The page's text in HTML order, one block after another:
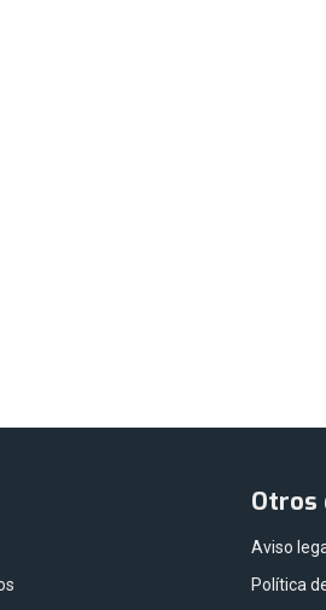
Otros
Aviso
Política